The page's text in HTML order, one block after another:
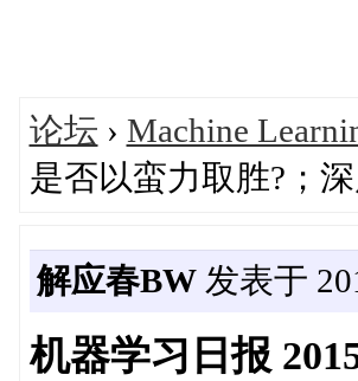
论坛 › Machine
是否以蛮力取胜?；
解应春BW发表于
机器学习日报